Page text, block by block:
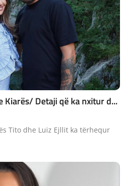
Kiarës/ Detaji që ka nxitur d...
Tito dhe Luiz Ejllit ka tërhequr